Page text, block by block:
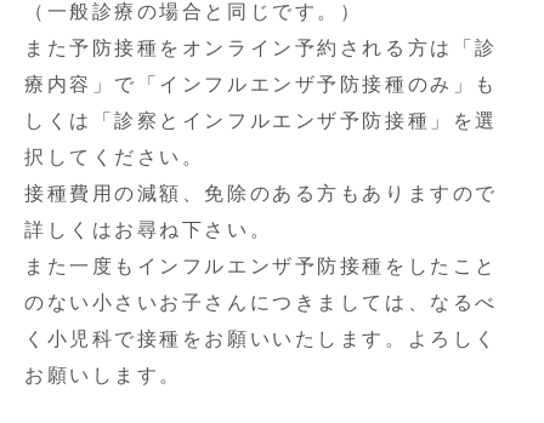
（一般診療の場合と同じです。）
また予防接種をオンライン予約される方は「診
療内容」で「インフルエンザ予防接種のみ」も
しくは「診察とインフルエンザ予防接種」を選
択してください。
接種費用の減額、免除のある方もありますので
詳しくはお尋ね下さい。
また一度もインフルエンザ予防接種をしたこと
のない小さいお子さんにつきましては、なるべ
く小児科で接種をお願いいたします。よろしく
お願いします。